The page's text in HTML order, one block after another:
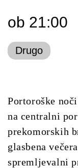
ob 21:00
Drugo
Portoroške
na centralni
prekomorskih
glasbena
spremljevalni